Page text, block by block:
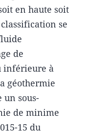
en haute soit
se
de
inférieure à
géothermie
un sous-
de minime
15 du